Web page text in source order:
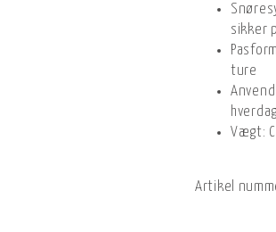
sikker
ture
Vægt:
Artikel